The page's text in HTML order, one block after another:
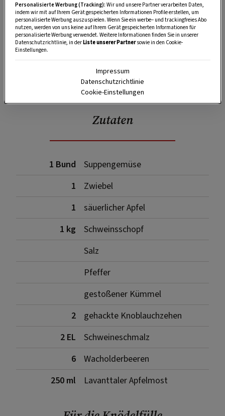
SPEICHERN DRUCKEN
Zutaten
1 Bund
Suppengemüse
1
Zwiebel
1
säuerlicher Apfel
1 kg
Schweinsschopf
Salz
Pfeffer
gestoßener Kümmel
2
gehackte Knoblauchzehen
2 EL
Schweineschmalz
6
Wacholderbeeren
250 ml
Lavanttaler Apfelmost
Personalisierte Werbung (Tracking): Wir und unsere Partner verarbeiten Daten,
indem wir mit auf Ihrem Gerät gespeicherten Informationen Profile erstellen, um
personalisierte Werbung auszuspielen. Wenn Sie ein werbe– und trackingfreies Abo
nutzen, werden von uns keine auf Ihrem Gerät gespeicherten Informationen für
personalisierte Werbung verwendet. Weitere Informationen finden Sie in unserer
Datenschutzrichtlinie, in derListe unserer Partnersowie in den Cookie-
Einstellungen.
Impressum
Datenschutzrichtlinie
Cookie-Einstellungen